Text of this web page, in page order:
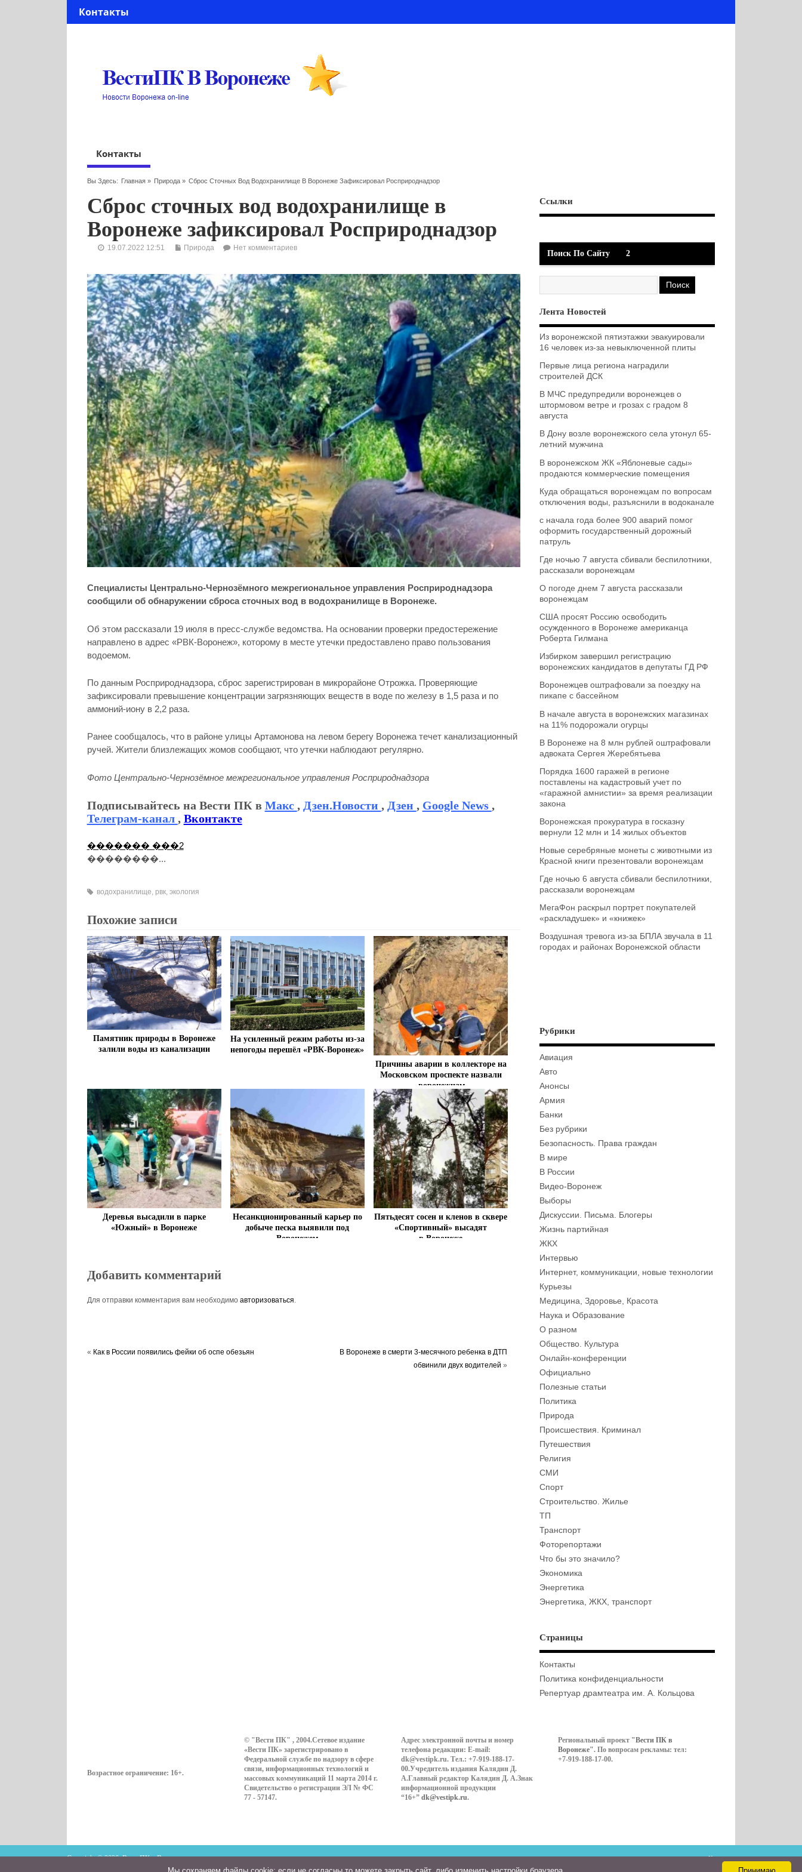
Контакты
Контакты
Вы Здесь: Главная» Природа » Сброс Сточных Вод Водохранилище В Воронеже Зафиксировал Росприроднадзор
Сброс сточных вод водохранилище в
Воронеже зафиксировал Росприроднадзор
19.07.2022 12:51 Природа Нет комментариев
Специалисты Центрально-Чернозёмного межрегиональное управления Росприроднадзора
сообщили об обнаружении сброса сточных вод в водохранилище в Воронеже.
Об этом рассказали 19 июля в пресс-службе ведомства. На основании проверки предостережение
направлено в адрес «РВК-Воронеж», которому в месте утечки предоставлено право пользования
водоемом.
По данным Росприроднадзора, сброс зарегистрирован в микрорайоне Отрожка. Проверяющие
зафиксировали превышение концентрации загрязняющих веществ в воде по железу в 1,5 раза и по
аммоний-иону в 2,2 раза.
Ранее сообщалось, что в районе улицы Артамонова на левом берегу Воронежа течет канализационный
ручей. Жители близлежащих жомов сообщают, что утечки наблюдают регулярно.
Фото Центрально-Чернозёмное межрегиональное управления Росприроднадзора
Подписывайтесь на Вести ПК в Макс , Дзен.Новости , Дзен , Google News ,
Телеграм-канал , Вконтакте
������� ���2
��������...
водохранилище, рвк, экология
Похожие записи
Памятник природы в Воронеже
залили воды из канализации
На усиленный режим работы из-за
непогоды перешёл «РВК-Воронеж»
Причины аварии в коллекторе на
Московском проспекте назвали
воронежцам
Деревья высадили в парке
«Южный» в Воронеже
Несанкционированный карьер по
добыче песка выявили под
Воронежем
Пятьдесят сосен и кленов в сквере
«Спортивный» высадят
в Воронеже
Добавить комментарий
Для отправки комментария вам необходимо авторизоваться.
« Как в России появились фейки об оспе обезьян
В Воронеже в смерти 3-месячного ребенка в ДТП
обвинили двух водителей »
Ссылки
Поиск По Сайту 2
Лента Новостей
Из воронежской пятиэтажки эвакуировали
16 человек из-за невыключенной плиты
Первые лица региона наградили
строителей ДСК
В МЧС предупредили воронежцев о
штормовом ветре и грозах с градом 8
августа
В Дону возле воронежского села утонул 65-
летний мужчина
В воронежском ЖК «Яблоневые сады»
продаются коммерческие помещения
Куда обращаться воронежцам по вопросам
отключения воды, разъяснили в водоканале
с начала года более 900 аварий помог
оформить государственный дорожный
патруль
Где ночью 7 августа сбивали беспилотники,
рассказали воронежцам
О погоде днем 7 августа рассказали
воронежцам
США просят Россию освободить
осужденного в Воронеже американца
Роберта Гилмана
Избирком завершил регистрацию
воронежских кандидатов в депутаты ГД РФ
Воронежцев оштрафовали за поездку на
пикапе с бассейном
В начале августа в воронежских магазинах
на 11% подорожали огурцы
В Воронеже на 8 млн рублей оштрафовали
адвоката Сергея Жеребятьева
Порядка 1600 гаражей в регионе
поставлены на кадастровый учет по
«гаражной амнистии» за время реализации
закона
Воронежская прокуратура в госказну
вернули 12 млн и 14 жилых объектов
Новые серебряные монеты с животными из
Красной книги презентовали воронежцам
Где ночью 6 августа сбивали беспилотники,
рассказали воронежцам
МегаФон раскрыл портрет покупателей
«раскладушек» и «книжек»
Воздушная тревога из-за БПЛА звучала в 11
городах и районах Воронежской области
Рубрики
Авиация
Авто
Анонсы
Армия
Банки
Без рубрики
Безопасность. Права граждан
В мире
В России
Видео-Воронеж
Выборы
Дискуссии. Письма. Блогеры
Жизнь партийная
ЖКХ
Интервью
Интернет, коммуникации, новые технологии
Курьезы
Медицина, Здоровье, Красота
Наука и Образование
О разном
Общество. Культура
Онлайн-конференции
Официально
Полезные статьи
Политика
Природа
Происшествия. Криминал
Путешествия
Религия
СМИ
Спорт
Строительство. Жилье
ТП
Транспорт
Фоторепортажи
Что бы это значило?
Экономика
Энергетика
Энергетика, ЖКХ, транспорт
Страницы
Контакты
Политика конфиденциальности
Репертуар драмтеатра им. А. Кольцова
Возрастное ограничение: 16+.
© "Вести ПК" , 2004.Сетевое издание
«Вести ПК» зарегистрировано в
Федеральной службе по надзору в сфере
связи, информационных технологий и
массовых коммуникаций 11 марта 2014 г.
Свидетельство о регистрации ЭЛ № ФС
77 - 57147.
Адрес электронной почты и номер
телефона редакции: E-mail:
dk@vestipk.ru. Тел.: +7-919-188-17-
00.Учредитель издания Калядин Д.
А.Главный редактор Калядин Д. А.Знак
информационной продукции
“16+” dk@vestipk.ru.
Региональный проект "Вести ПК в
Воронеже". По вопросам рекламы: тел:
+7-919-188-17-00.
Copyright © 2026. ВестиПК в Воронеже Контакты